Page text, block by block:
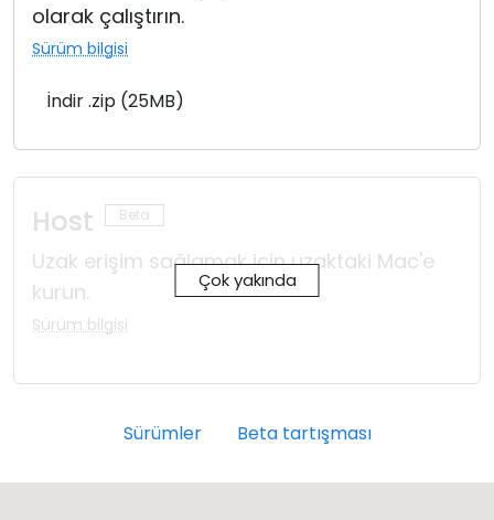
olarak çalıştırın.
Sürüm bilgisi
İndir .zip (25MB)
Host
Uzak erişim sağlamak için uzaktaki Mac'e
kurun.
Sürüm bilgisi
Çok yakında
Sürümler Beta tartışması